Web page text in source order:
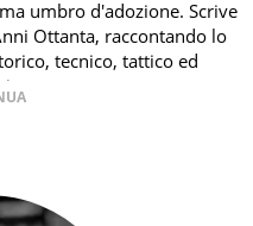
umbro d'adozione. Scrive
Ottanta, raccontando lo
tecnico, tattico ed